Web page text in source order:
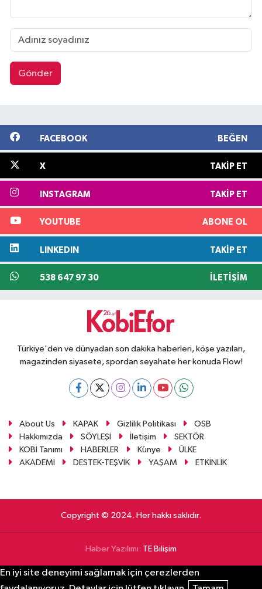
Gönder
FACEBOOK BEĞEN
X TAKIP ET
INSTAGRAM TAKIP ET
YOUTUBE ABONE OL
LINKEDIN TAKIP ET
538 647 97 30 İLETIŞIM
Türkiye'den ve dünyadan son dakika haberleri, köşe yazıları,
magazinden siyasete, spordan seyahate her konuda Flow!
About Us KAPAK Gizlilik Politikası
OSB
Hakkımızda
SÖYLEŞİ İletişim
SEKTÖR
KOBİ Tanımı
HABERLER Künye
ÜLKE
AKADEMİ
DESTEK-TEŞVİK YAŞAM ETKİNLİK
Copyright © 2024. Her hakkı saklıdır.
Haber Yazılımı: TE Bilişim
En iyi site deneyimi sağlamak için çerezlerden